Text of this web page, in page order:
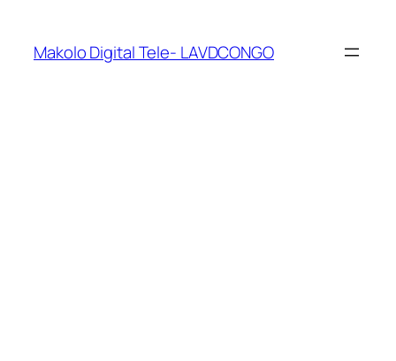
Makolo Digital Tele- LAVDCONGO